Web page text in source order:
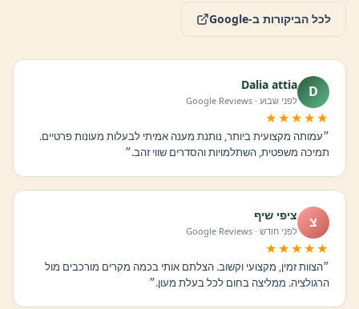
לכל הביקורות ב-Google
D
Dalia attia
לפני שבוע · Google Reviews
★★★★★
״עמותה מקצועית ביותר, נותנת מענה אמיתי לבעלות מעונות פרטיים.
תמיכה משפטית, השתלמויות והסדרים שווי זהב.״
צ ציפי שיף
לפני חודש · Google Reviews
★★★★★
״הצוות זמין, מקצועי וקשוב. הצלתם אותי בכמה מקרים מורכבים מול
הרגולציה. ממליצה בחום לכל בעלת מעון.״